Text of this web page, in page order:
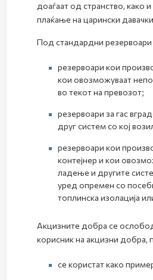
доаѓаат од странство, како
плаќање на царински
Под стандардни резервоари
резервоари кои
кои овозможуваат
во текот на превозот;
резервоари за гас
друг систем со кој
резервоари кои
контејнер и кои
ладење и другите
уред опремен со
топлинска изолација
Акцизните добра се
корисник на акцизни добра,
се користат како